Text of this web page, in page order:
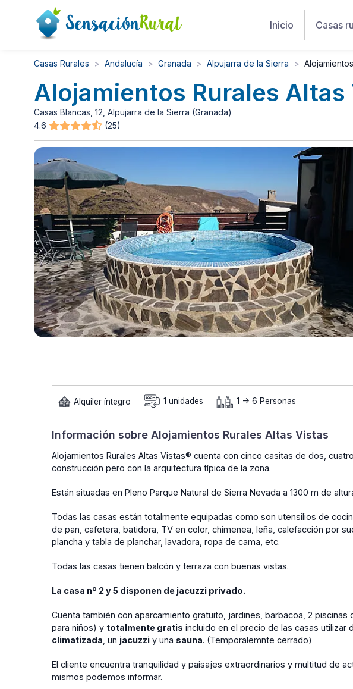
Inicio Casas
Casas Rurales Andalucía Granada Alpujarra de la Sierra
Alojamientos Rurales Altas
Casas Blancas, 12, Alpujarra de la Sierra (Granada)
4.6
(25)
Alquiler íntegro 1 unidades 1 -> 6 Personas
Información sobre Alojamientos Rurales Altas Vistas
Alojamientos Rurales Altas Vistas® cuenta con cinco casitas de dos,
construcción pero con la arquitectura típica de la zona.
Están situadas en Pleno Parque Natural de Sierra Nevada a 1300 m de
Todas las casas están totalmente equipadas como son utensilios de
de pan, cafetera, batidora, TV en color, chimenea, leña, calefacción por
plancha y tabla de planchar, lavadora, ropa de cama, etc.
Todas las casas tienen balcón y terraza con buenas vistas.
La casa nº 2 y 5 disponen de jacuzzi privado.
Cuenta también con aparcamiento gratuito, jardines, barbacoa, 2 piscinas
para niños) y totalmente gratis incluido en el precio de las casas utilizar
climatizada , un jacuzzi y una sauna. (Temporalemnte cerrado)
El cliente encuentra tranquilidad y paisajes extraordinarios y multitud de
mismos podemos informar.